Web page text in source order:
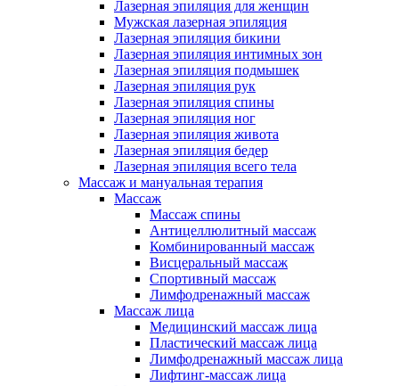
Лазерная эпиляция для женщин
Мужская лазерная эпиляция
Лазерная эпиляция бикини
Лазерная эпиляция интимных зон
Лазерная эпиляция подмышек
Лазерная эпиляция рук
Лазерная эпиляция спины
Лазерная эпиляция ног
Лазерная эпиляция живота
Лазерная эпиляция бедер
Лазерная эпиляция всего тела
Массаж и мануальная терапия
Массаж
Массаж спины
Антицеллюлитный массаж
Комбинированный массаж
Висцеральный массаж
Спортивный массаж
Лимфодренажный массаж
Массаж лица
Медицинский массаж лица
Пластический массаж лица
Лимфодренажный массаж лица
Лифтинг-массаж лица